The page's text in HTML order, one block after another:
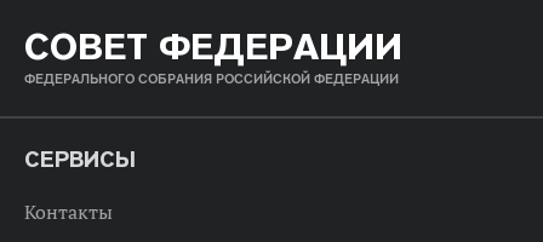
СОВЕТ ФЕДЕРАЦИИ
ФЕДЕРАЛЬНОГО СОБРАНИЯ РОССИЙСКОЙ ФЕДЕРАЦИИ
СЕРВИСЫ
Контакты